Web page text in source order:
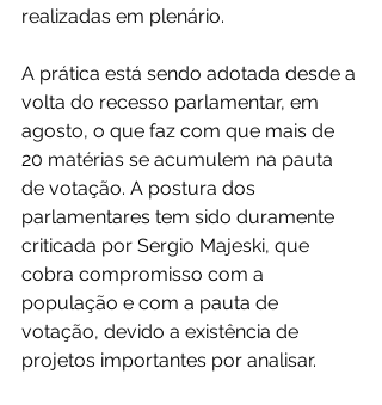
realizadas em plenário.
A prática está sendo adotada desde a
volta do recesso parlamentar, em
agosto, o que faz com que mais de
20 matérias se acumulem na pauta
de votação. A postura dos
parlamentares tem sido duramente
criticada por Sergio Majeski, que
cobra compromisso com a
população e com a pauta de
votação, devido a existência de
projetos importantes por analisar.